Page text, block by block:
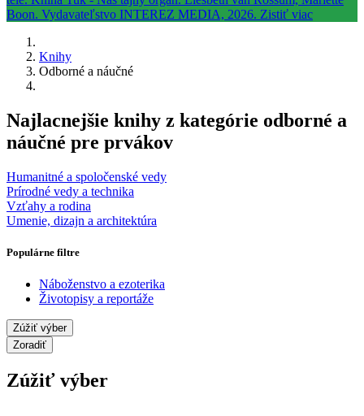
Knihy
Odborné a náučné
Najlacnejšie knihy z kategórie odborné a
náučné pre prvákov
Humanitné a spoločenské vedy
Prírodné vedy a technika
Vzťahy a rodina
Umenie, dizajn a architektúra
Populárne filtre
Náboženstvo a ezoterika
Životopisy a reportáže
Zúžiť výber
Zoradiť
Zúžiť výber